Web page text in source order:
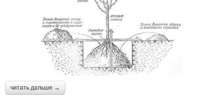
читать дальше →